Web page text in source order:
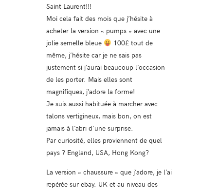
Saint Laurent!!!
Moi cela fait des mois que j’hésite à
acheter la version « pumps » avec une
jolie semelle bleue
100£ tout de
même, j’hésite car je ne sais pas
justement si j’aurai beaucoup l’occasion
de les porter. Mais elles sont
magnifiques, j’adore la forme!
Je suis aussi habituée à marcher avec
talons vertigineux, mais bon, on est
jamais à l’abri d’une surprise.
Par curiosité, elles proviennent de quel
pays ? England, USA, Hong Kong?
La version « chaussure » que j’adore, je l’ai
repérée sur ebay. UK et au niveau des